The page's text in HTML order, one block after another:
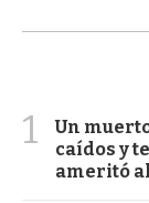
1
Un
caídos y
ameritó